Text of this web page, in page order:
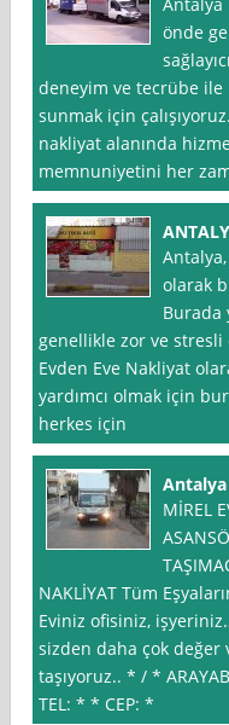
Antalya
önde
deneyim ve tecrübe
sunmak için
nakliyat alanında
memnuniyetini her
olarak
Burada
genellikle zor ve stresli
Evden Eve Nakliyat
yardımcı olmak için
herkes için
MİREL
NAKLİYAT Tüm
Eviniz ofisiniz,
sizden daha çok değer
taşıyoruz.. * / *
TEL: * * CEP: *